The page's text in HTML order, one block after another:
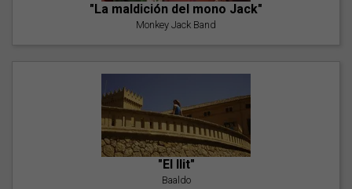
"La maldición del mono Jack"
Monkey Jack Band
"El llit"
Baaldo